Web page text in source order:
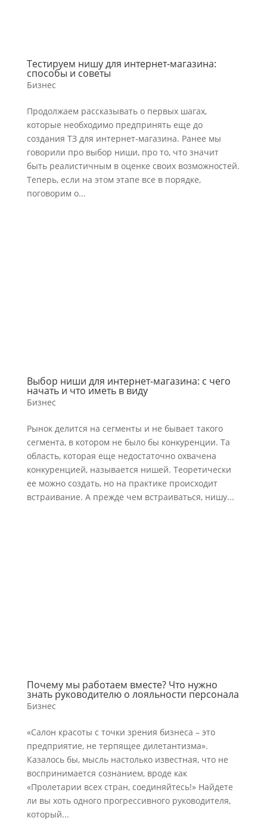
Тестируем нишу для интернет-магазина:
способы и советы
Бизнес
Продолжаем рассказывать о первых шагах,
которые необходимо предпринять еще до
создания ТЗ для интернет-магазина. Ранее мы
говорили про выбор ниши, про то, что значит
быть реалистичным в оценке своих возможностей.
Теперь, если на этом этапе все в порядке,
поговорим о...
Выбор ниши для интернет-магазина: с чего
начать и что иметь в виду
Бизнес
Рынок делится на сегменты и не бывает такого
сегмента, в котором не было бы конкуренции. Та
область, которая еще недостаточно охвачена
конкуренцией, называется нишей. Теоретически
ее можно создать, но на практике происходит
встраивание. А прежде чем встраиваться, нишу...
Почему мы работаем вместе? Что нужно
знать руководителю о лояльности персонала
Бизнес
«Салон красоты с точки зрения бизнеса – это
предприятие, не терпящее дилетантизма».
Казалось бы, мысль настолько известная, что не
воспринимается сознанием, вроде как
«Пролетарии всех стран, соединяйтесь!» Найдете
ли вы хоть одного прогрессивного руководителя,
который...